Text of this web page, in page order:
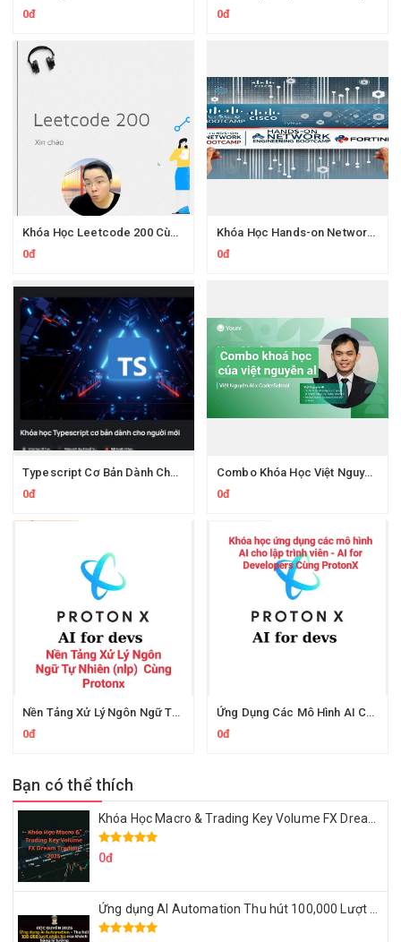
0đ
0đ
Khóa Học Leetcode 200 Cùng Protonx Luyện thuật toán với chuyên gia
0đ
Khóa Học Hands-on Network Engineering CCNA Thực Chiến Kỹ Sư Mạng
0đ
Typescript Cơ Bản Dành Cho Người Mới Cùng Evondev
0đ
Combo Khóa Học Việt Nguyễn AI
0đ
Nền Tảng Xử Lý Ngôn Ngữ Tự Nhiên Cùng Protonx
0đ
Ứng Dụng Các Mô Hình AI Cho Lập Trình Viên Cùng ProtonX
0đ
Bạn có thể thích
0đ